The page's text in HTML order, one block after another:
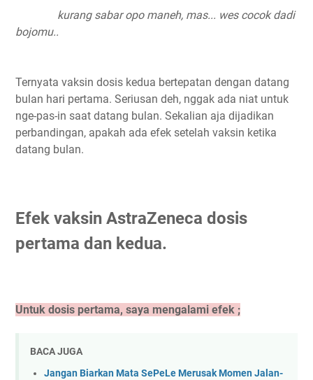
kurang sabar opo maneh, mas... wes cocok dadi
bojomu..
Ternyata vaksin dosis kedua bertepatan dengan datang
bulan hari pertama. Seriusan deh, nggak ada niat untuk
nge-pas-in saat datang bulan. Sekalian aja dijadikan
perbandingan, apakah ada efek setelah vaksin ketika
datang bulan.
Efek vaksin AstraZeneca dosis
pertama dan kedua.
Untuk dosis pertama, saya mengalami efek ;
BACA JUGA
Jangan Biarkan Mata SePeLe Merusak Momen Jalan-